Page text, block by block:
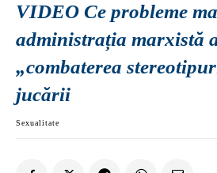
VIDEO Ce probleme
administrația marxistă
„combaterea
jucării
Sexualitate